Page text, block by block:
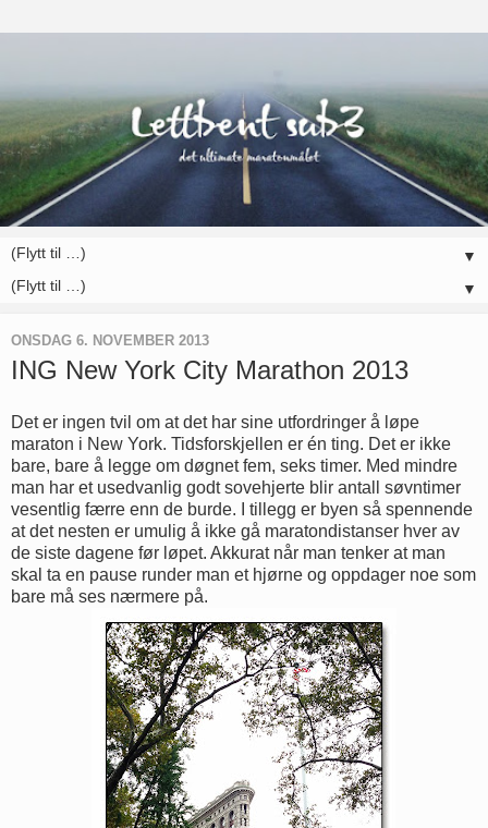
▼
▼
ONSDAG 6. NOVEMBER 2013
ING New York City Marathon 2013
Det er ingen tvil om at det har sine utfordringer å løpe
maraton i New York. Tidsforskjellen er én ting. Det er ikke
bare, bare å legge om døgnet fem, seks timer. Med mindre
man har et usedvanlig godt sovehjerte blir antall søvntimer
vesentlig færre enn de burde. I tillegg er byen så spennende
at det nesten er umulig å ikke gå maratondistanser hver av
de siste dagene før løpet. Akkurat når man tenker at man
skal ta en pause runder man et hjørne og oppdager noe som
bare må ses nærmere på.